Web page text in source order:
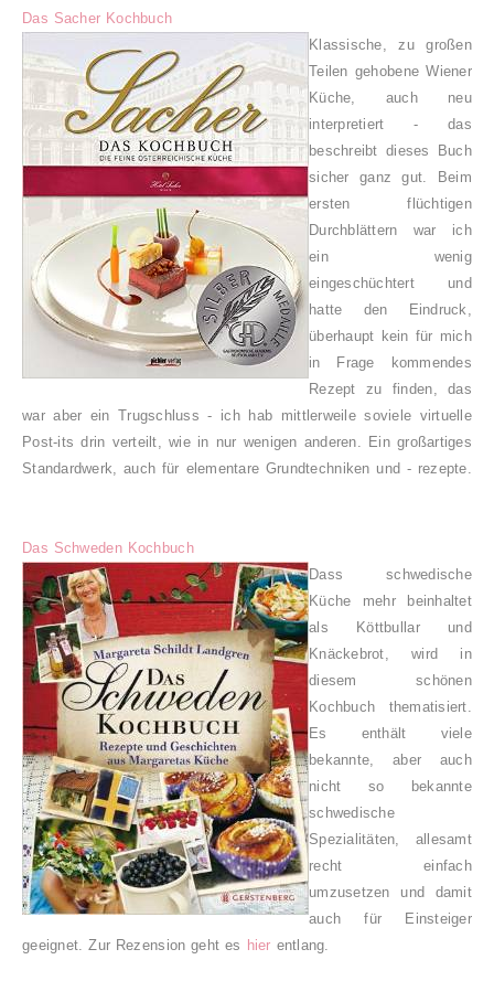
Das Sacher Kochbuch
K lassische, zu großen
Teilen gehobene Wiener
Küche, auch neu
interpretiert - das
beschreibt dieses Buch
sicher ganz gut. Beim
ersten flüchtigen
Durchblättern war ich
ein wenig
eingeschüchtert und
hatte den Eindruck,
überhaupt kein für mich
in Frage kommendes
Rezept zu finden, das
war aber ein Trugschluss - ich hab mittlerweile soviele virtuelle
Post-its drin verteilt, wie in nur wenigen anderen. Ein großartiges
Standardwerk, auch für elementare Grundtechniken und - rezepte.
Das Schweden Kochbuch
Dass schwedische
Küche mehr beinhaltet
als Köttbullar und
Knäckebrot, wird in
diesem schönen
Kochbuch thematisiert.
Es enthält viele
bekannte, aber auch
nicht so bekannte
schwedische
Spezialitäten, allesamt
recht einfach
umzusetzen und damit
auch für Einsteiger
geeignet.Zur Rezension geht es hier entlang.